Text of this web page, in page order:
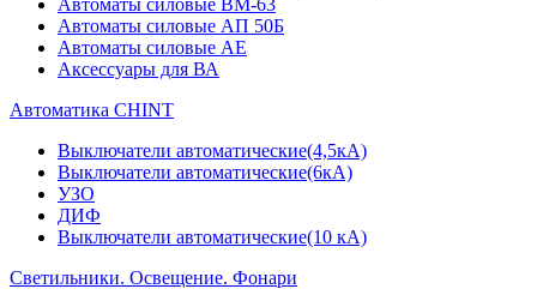
Автоматы силовые ВМ-63
Автоматы силовые АП 50Б
Автоматы силовые АЕ
Аксессуары для ВА
Автоматика CHINT
Выключатели автоматические(4,5кА)
Выключатели автоматические(6кА)
УЗО
ДИФ
Выключатели автоматические(10 кА)
Светильники. Освещение. Фонари